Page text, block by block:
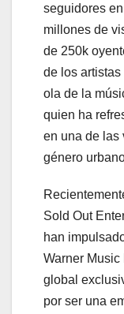
seguidores
millones de
de 250k
de los
ola de la
quien ha
en una de las
género
Sold Out
han
Warner
global
por ser una